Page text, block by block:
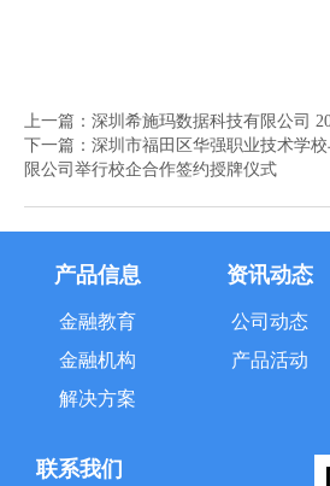
上一篇： 深圳希施玛数据科技有限公司
下一篇： 深圳市福田区华强职业技术学
限公司举行校企合作签约授牌仪式
产品信息
金融教育
金融机构
解决方案
资讯动态
公司动态
产品活动
联系我们